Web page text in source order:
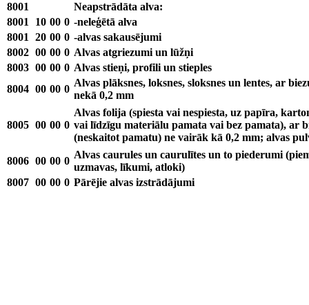
8001
Neapstrādāta alva:
8001
10 00 0 -neleģētā alva
8001
20 00 0 -alvas sakausējumi
8002 00 00 0 Alvas atgriezumi un lūžņi
8003 00 00 0 Alvas stieņi, profili un stieples
8004 00 00 0
Alvas plāksnes, loksnes, sloksnes un lentes, ar
nekā 0,2 mm
8005 00 00 0
Alvas folija (spiesta vai nespiesta, uz papīra,
vai līdzīgu materiālu pamata vai bez pamata), ar
(neskaitot pamatu) ne vairāk kā 0,2 mm; alvas
8006 00 00 0
Alvas caurules un caurulītes un to piederumi
uzmavas, līkumi, atloki)
8007 00 00 0 Pārējie alvas izstrādājumi